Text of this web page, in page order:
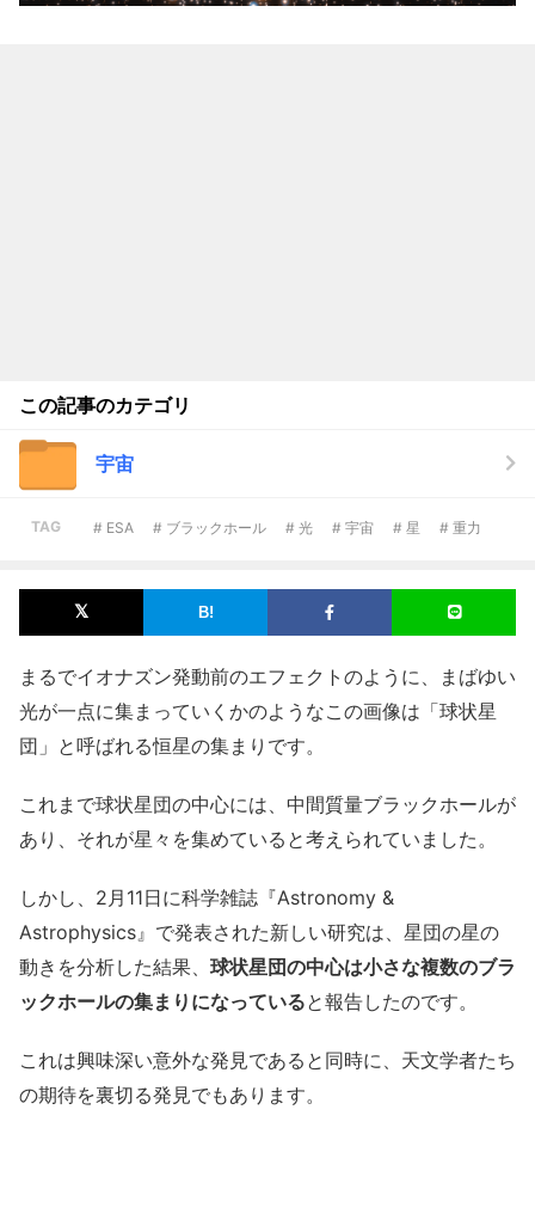
この記事のカテゴリ
宇宙
TAG # ESA # ブラックホール # 光 # 宇宙 # 星 # 重力
まるでイオナズン発動前のエフェクトのように、まばゆい
光が一点に集まっていくかのようなこの画像は「球状星
団」と呼ばれる恒星の集まりです。
これまで球状星団の中心には、中間質量ブラックホールが
あり、それが星々を集めていると考えられていました。
しかし、2月11日に科学雑誌『Astronomy &
Astrophysics』で発表された新しい研究は、星団の星の
動きを分析した結果、 球状星団の中心は小さな複数のブラ
ックホールの集まりになっていると報告したのです。
これは興味深い意外な発見であると同時に、天文学者たち
の期待を裏切る発見でもあります。